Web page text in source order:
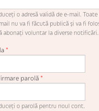
o adresă validă de e-mail.
nu va fi făcută publică şi va fi
abonaţi voluntar la diverse notificări.
*
parolă*
o parolă pentru noul cont.